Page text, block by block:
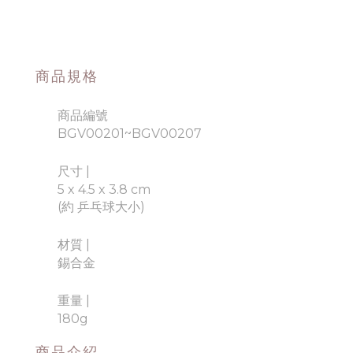
商品規格
商品編號
BGV00201~BGV00207
尺寸 |
5 x 4.5 x 3.8 cm
(約 乒乓球大小)
材質
錫合金
重量
180g